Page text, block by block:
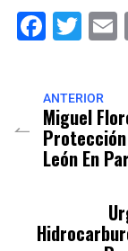
ANTERIOR
Miguel
Protección
León En